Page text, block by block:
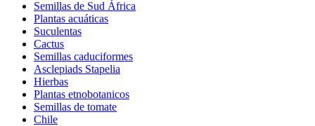
Semillas de Sud África
Plantas acuáticas
Suculentas
Cactus
Semillas caduciformes
Asclepiads Stapelia
Hierbas
Plantas etnobotanicos
Semillas de tomate
Chile